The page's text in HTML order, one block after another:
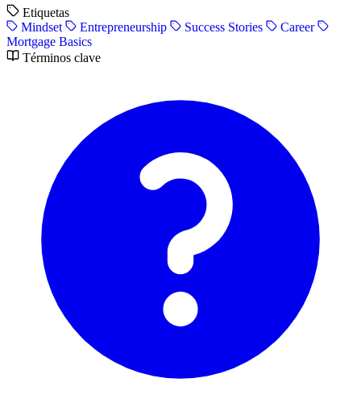
Etiquetas
Mindset
Entrepreneurship Success Stories
Career
Mortgage Basics
Términos clave